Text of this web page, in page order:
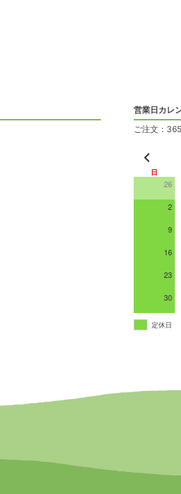
営業日カレ
ご注文：
日
26
2
9
16
23
30
定休日